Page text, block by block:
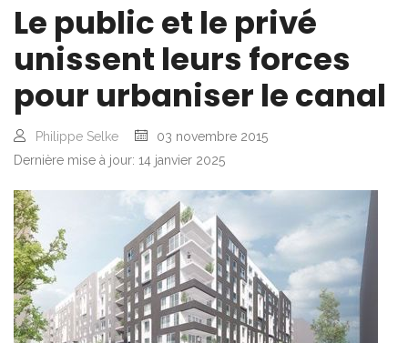
Le public et le privé
unissent leurs forces
pour urbaniser le canal
Philippe Selke
03 novembre 2015
Dernière mise à jour: 14 janvier 2025